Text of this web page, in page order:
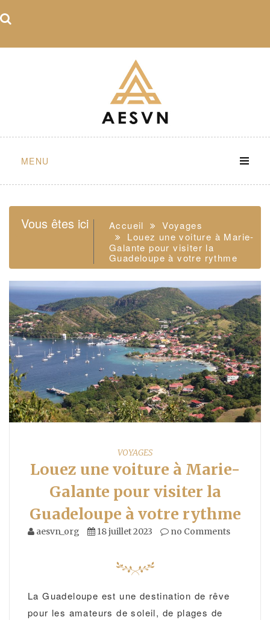
to
MENU
Vous êtes ici Accueil
Voyages
Louez une voiture à Marie-
Galante pour visiter la
Guadeloupe à votre rythme
VOYAGES
Louez une voiture à Marie-
Galante pour visiter la
Guadeloupe à votre rythme
aesvn_org 18 juillet 2023 no Comments
La Guadeloupe est une destination de rêve
pour les amateurs de soleil, de plages de